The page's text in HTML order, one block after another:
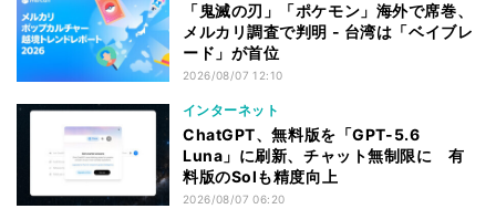
「鬼滅の刃」「ポケモン」海外で席巻、
メルカリ調査で判明 - 台湾は「ベイブレ
ード」が首位
2026/08/07 12:10
インターネット
ChatGPT、無料版を「GPT-5.6
Luna」に刷新、チャット無制限に 有
料版のSolも精度向上
2026/08/07 06:20